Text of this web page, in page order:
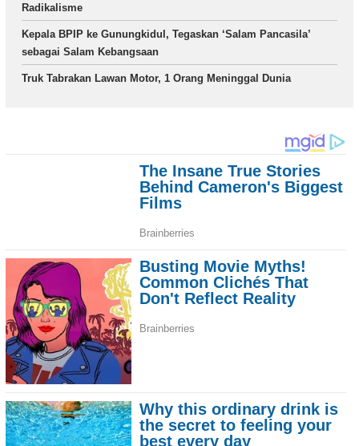
Radikalisme
Kepala BPIP ke Gunungkidul, Tegaskan ‘Salam Pancasila’
sebagai Salam Kebangsaan
Truk Tabrakan Lawan Motor, 1 Orang Meninggal Dunia